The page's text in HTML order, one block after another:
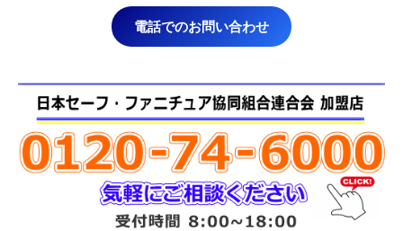
電話でのお問い合わせ